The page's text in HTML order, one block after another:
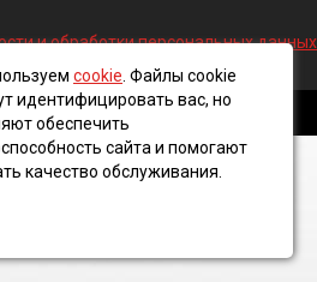
и обработки персональных данных
кабельная компания, 2016 ©
cookie . Файлы cookie
идентифицировать вас, но
обеспечить
сайта и помогают
качество обслуживания.